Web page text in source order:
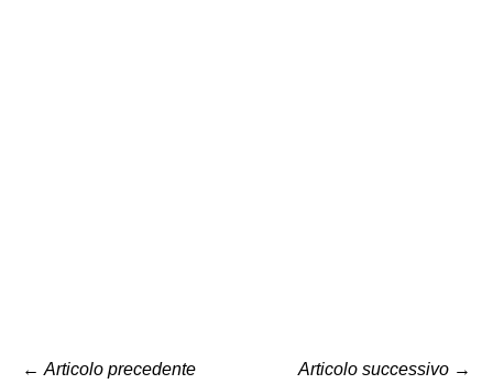
← Articolo precedente
Articolo successivo →